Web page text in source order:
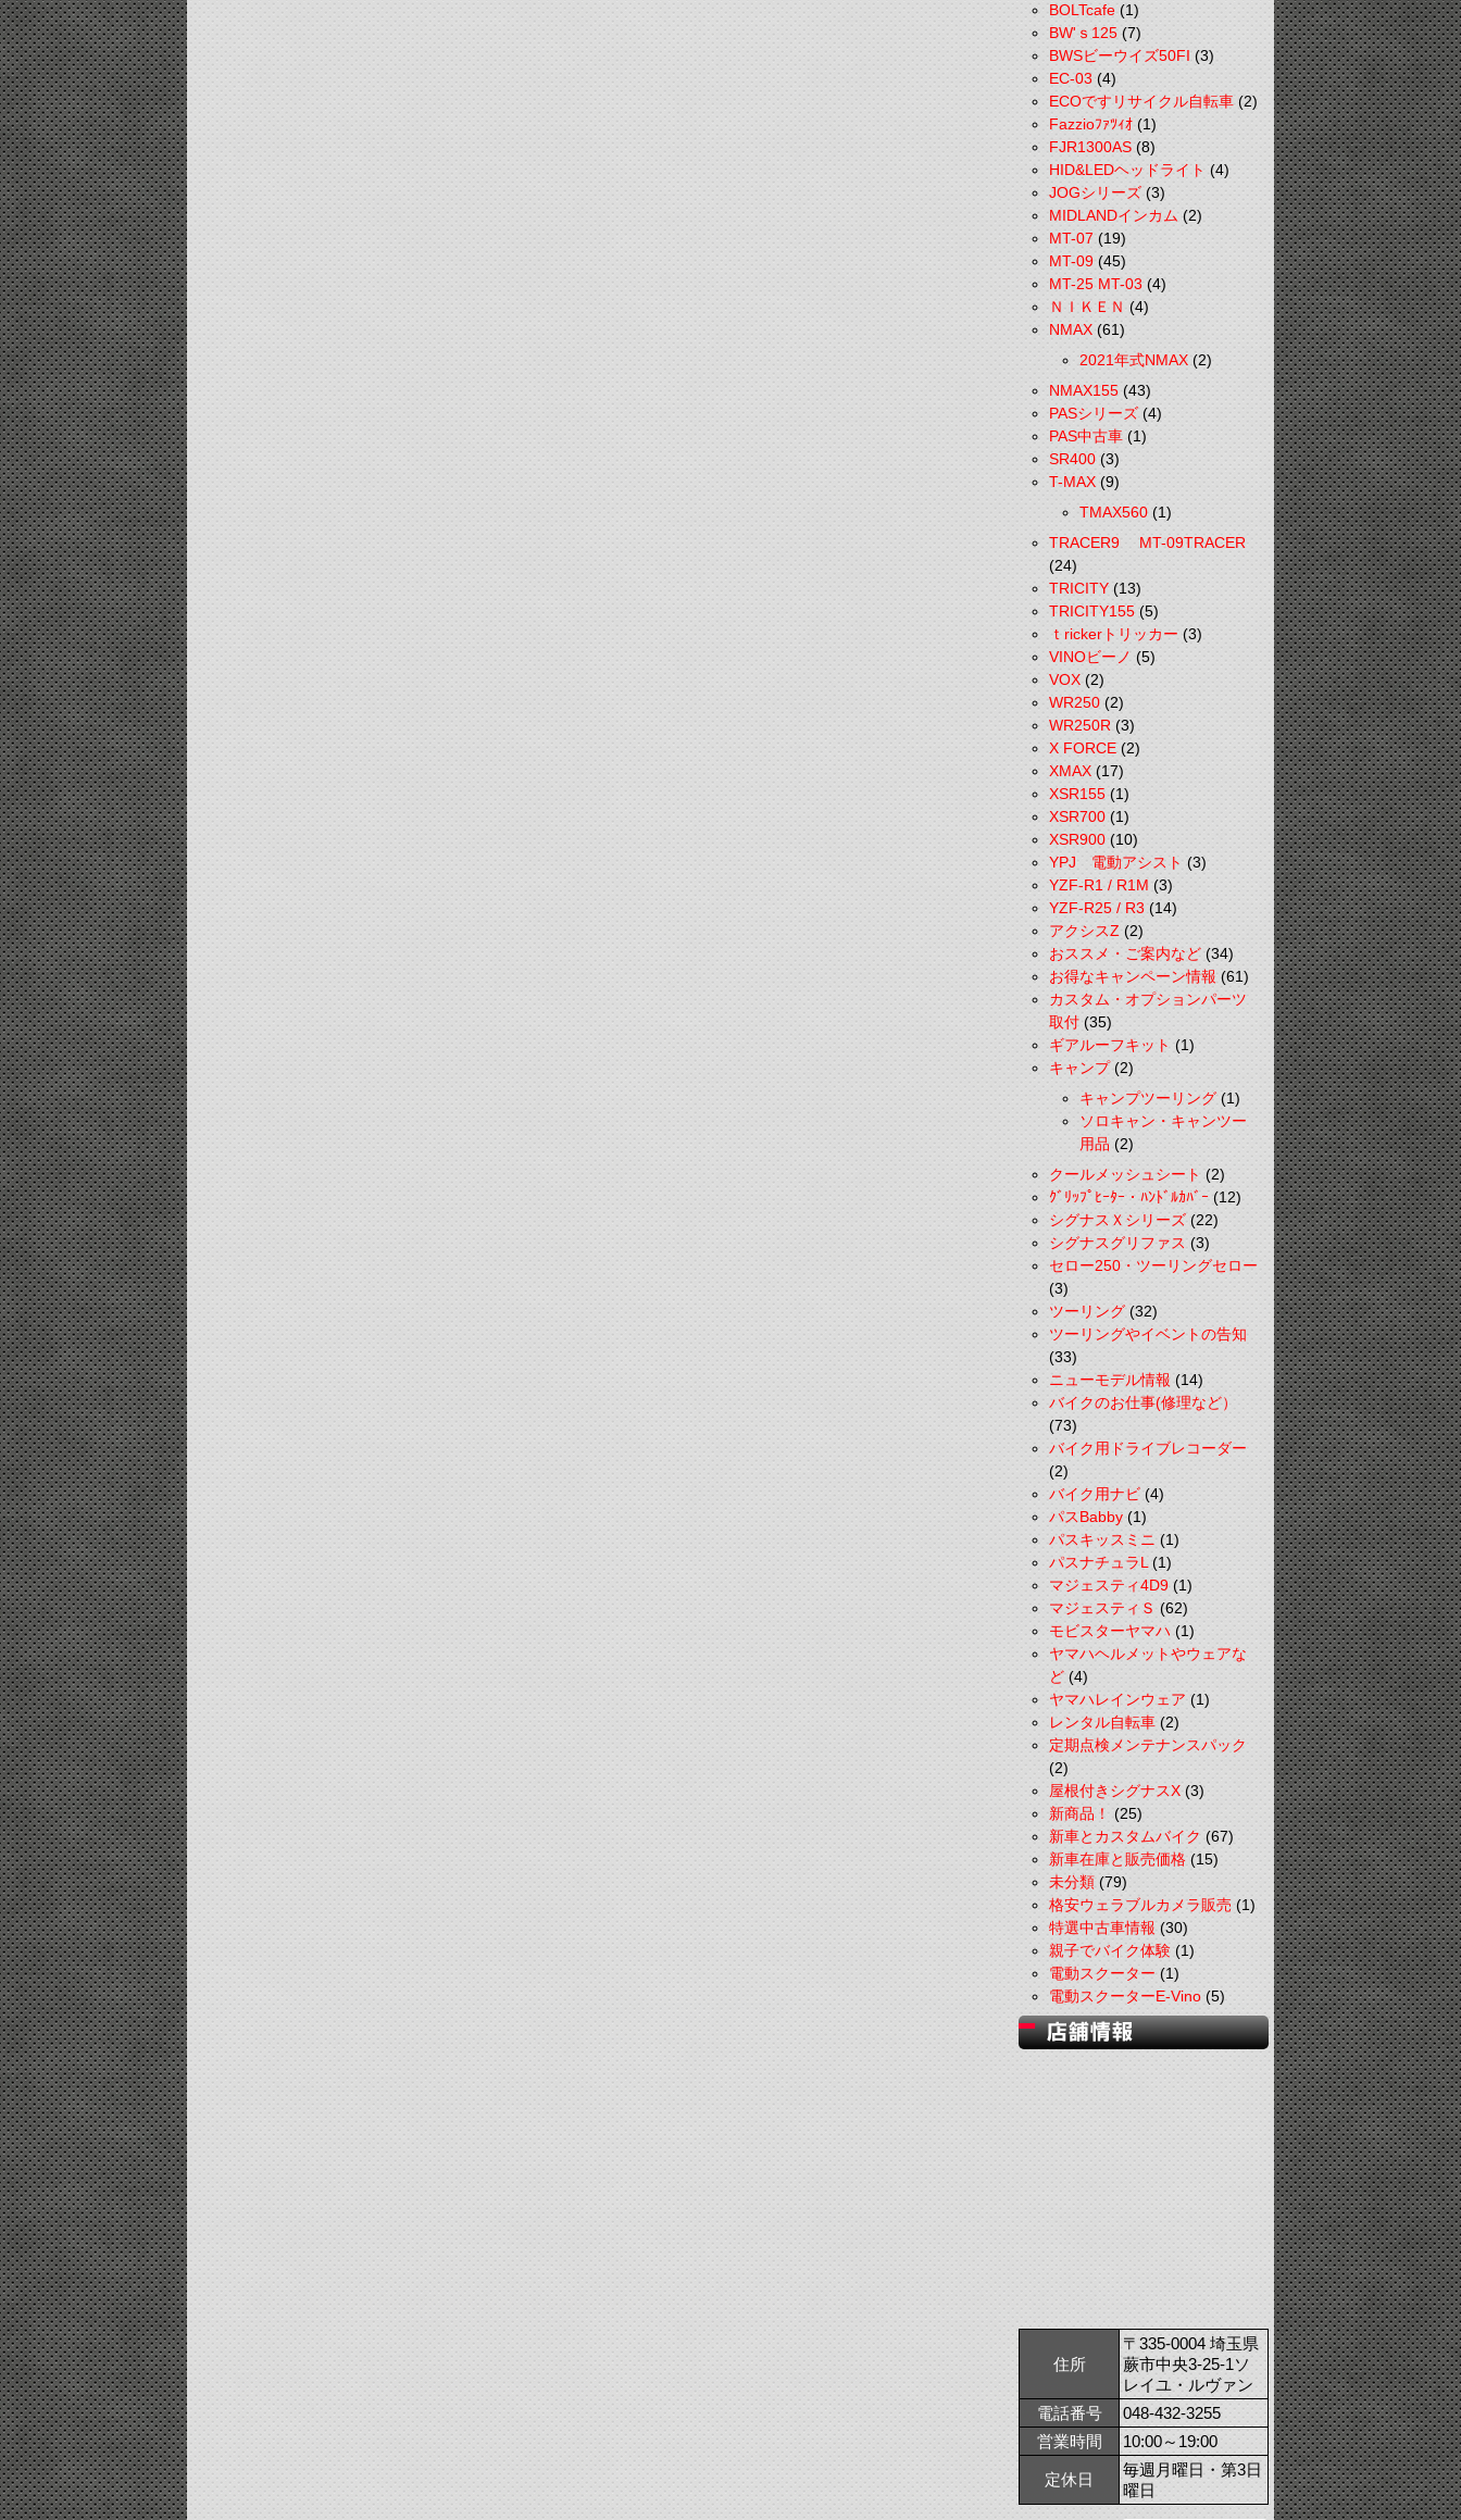
BOLTcafe(1)
BW'ｓ125(7)
BWSビーウイズ50FI(3)
EC-03(4)
ECOですリサイクル自転車(2)
Fazzioﾌｧﾂｨｵ(1)
FJR1300AS(8)
HID&LEDヘッドライト(4)
JOGシリーズ(3)
MIDLANDインカム(2)
MT-07(19)
MT-09 (45)
MT-25 MT-03(4)
ＮＩＫＥＮ(4)
NMAX(61)
2021年式NMAX(2)
NMAX155(43)
PASシリーズ(4)
PAS中古車(1)
SR400(3)
T-MAX(9)
TMAX560(1)
TRACER9 MT-09TRACER
(24)
TRICITY(13)
TRICITY155(5)
ｔrickerトリッカー(3)
VINOビーノ(5)
VOX(2)
WR250(2)
WR250R(3)
X FORCE(2)
XMAX(17)
XSR155(1)
XSR700(1)
XSR900(10)
YPJ 電動アシスト(3)
YZF-R1 / R1M(3)
YZF-R25 / R3(14)
アクシスZ(2)
おススメ・ご案内など(34)
お得なキャンペーン情報(61)
カスタム・オプションパーツ
取付(35)
ギアルーフキット(1)
キャンプ(2)
キャンプツーリング(1)
ソロキャン・キャンツー
用品(2)
クールメッシュシート(2)
ｸﾞﾘｯﾌﾟﾋｰﾀｰ・ﾊﾝﾄﾞﾙｶﾊﾞｰ(12)
シグナスＸシリーズ(22)
シグナスグリファス(3)
セロー250・ツーリングセロー
(3)
ツーリング(32)
ツーリングやイベントの告知
(33)
ニューモデル情報(14)
バイクのお仕事(修理など）
(73)
バイク用ドライブレコーダー
(2)
バイク用ナビ(4)
パスBabby(1)
パスキッスミニ(1)
パスナチュラL(1)
マジェスティ4D9(1)
マジェスティＳ(62)
モビスターヤマハ(1)
ヤマハヘルメットやウェアな
ど(4)
ヤマハレインウェア(1)
レンタル自転車(2)
定期点検メンテナンスパック
(2)
屋根付きシグナスX(3)
新商品！(25)
新車とカスタムバイク(67)
新車在庫と販売価格(15)
未分類(79)
格安ウェラブルカメラ販売(1)
特選中古車情報(30)
親子でバイク体験(1)
電動スクーター(1)
電動スクーターE-Vino(5)
住所
〒335-0004 埼玉県
蕨市中央3-25-1ソ
レイユ・ルヴァン
電話番号
048-432-3255
営業時間
10:00～19:00
定休日
毎週月曜日・第3日
曜日